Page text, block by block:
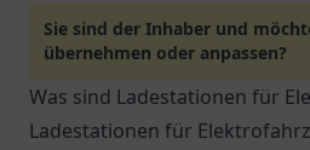
Sie sind der Inhaber und
übernehmen oder anpassen?
Was sind Ladestationen für
Ladestationen für